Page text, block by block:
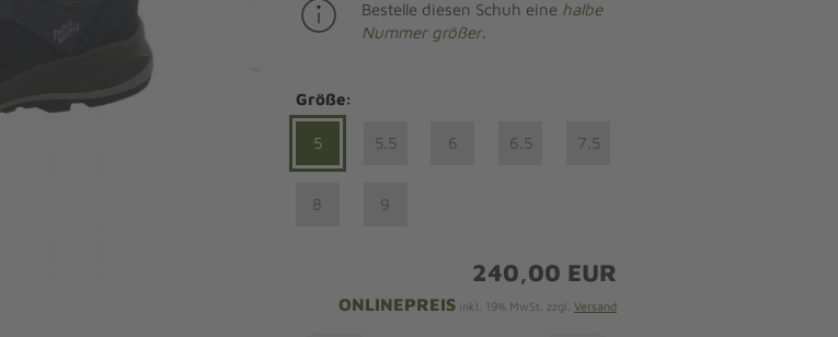
Angebote Outdoorschuhe
Sandaletten
Bestelle diesen Schuh eine halbe
Nummer größer.
Größe:
5 5.5 6 6.5 7.5
8 9
240,00 EUR
ONLINEPREISinkl. 19% MwSt. zzgl. Versand